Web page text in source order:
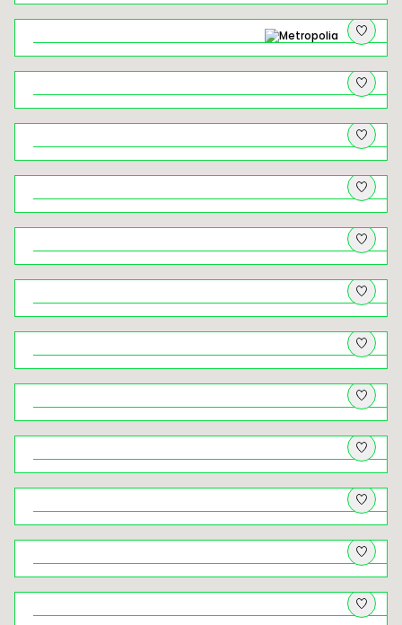
Łysa Góra w Krakowie – ceramiczny
spacer śladami realizacji z „Kamionki"
Do Kochanowa jeden krok
Architektki. Herstorie budynków
zaprojektowanych przez kobiety
Niezwykłe Jezioro Rożnowskie
Z psem w krainę wapiennych skał –
wędrówka dookoła Nielepic i przez
Dolinę Brzoskwinki
Nowy Sącz – między rzekami, między
dawniej a dziś
Z psem na Lubomir, Łysinę i Trzy
Kopce. I panorama, po którą wraca się
jak po oddech
Natura pod dachem – przyrodniczy
Kraków na niepogodę
Świat ukryty ‒ krużganki klasztorów
krakowskich
Kryminalny Kraków (18+). Spacer
tropem najsłynniejszych zbrodni w
dziejach miasta
Rowerem z widokami – wycieczka
rowerowa przez Dolinki Krakowskie
Rabka-Zdrój – od muzealnych
skarbów po zbójeckie legendy